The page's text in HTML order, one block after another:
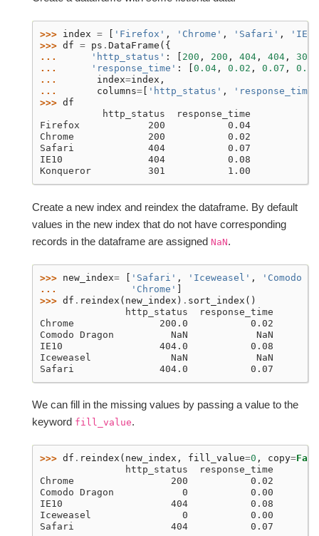
>>> index = 'Firefox' , 'Chrome' , 'Safari' ,
>>> df = ps . DataFrame ({
...
'http_status' : 200 , 200 , 404 , 404 , 301
...
'response_time' : 0.04 , 0.02 , 0.07 ,
0.08
...
index=index ,
...
columns= 'http_status' ,
'response_time'
>>> df
           http_status  response_time
Firefox            200           0.04
Chrome             200           0.02
Safari             404           0.07
IE10               404           0.08
Konqueror          301           1.00
Create a new index and reindex the dataframe. By default
values in the new index that do not have corresponding
records in the dataframe are assigned NaN.
>>> new_index= [ 'Safari' , 'Iceweasel' ,
'Comodo
...
'Chrome' ]
>>> df . reindex ( new_index ) . sort_index ()
               http_status  response_time
Chrome               200.0           0.02
Comodo Dragon          NaN            NaN
IE10                 404.0           0.08
Iceweasel              NaN            NaN
Safari               404.0           0.07
We can fill in the missing values by passing a value to the
keyword fill_value.
>>> df . reindex ( new_index , fill_value=0 , copy=
               http_status  response_time
Chrome                 200           0.02
Comodo Dragon            0           0.00
IE10                   404           0.08
Iceweasel                0           0.00
Safari                 404           0.07